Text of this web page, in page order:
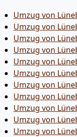
Umzug von
Umzug von
Umzug von
Umzug von
Umzug von
Umzug von
Umzug von
Umzug von
Umzug von
Umzug von
Umzug von